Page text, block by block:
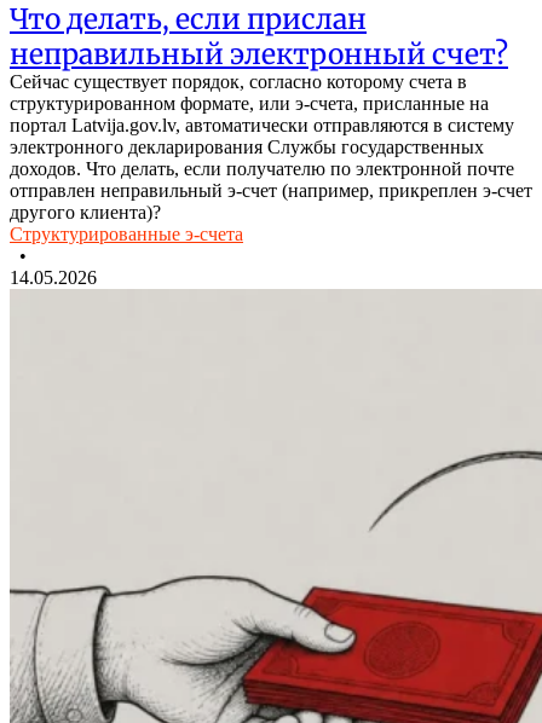
Что делать, если прислан
неправильный электронный счет?
Сейчас существует порядок, согласно которому счета в
структурированном формате, или э-счета, присланные на
портал Latvija.gov.lv, автоматически отправляются в систему
электронного декларирования Службы государственных
доходов. Что делать, если получателю по электронной почте
отправлен неправильный э-счет (например, прикреплен э-счет
другого клиента)?
Структурированные э-счета
•
14.05.2026